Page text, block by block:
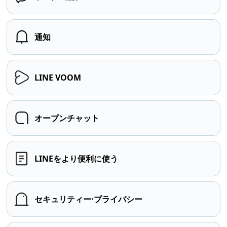
通知
LINE VOOM
オープンチャット
LINEをより便利に使う
セキュリティー⋅プライバシー